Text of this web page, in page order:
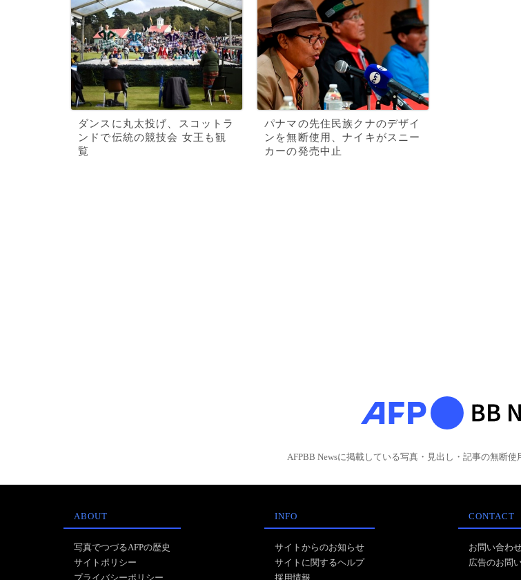
ダンスに丸太投げ、スコットラ
ンドで伝統の競技会 女王も観
覧
パナマの先住民族クナのデザイ
ンを無断使用、ナイキがスニー
カーの発売中止
AFPBB Newsに掲載している写真・見出し・記事の無断使
ABOUT
写真でつづるAFPの歴史
サイトポリシー
プライバシーポリシー
INFO
サイトからのお知らせ
サイトに関するヘルプ
採用情報
CONTACT
お問い合わ
広告のお問